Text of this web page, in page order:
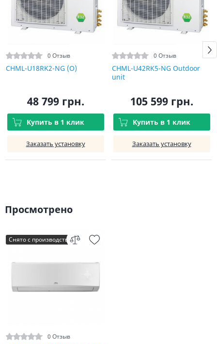
0 Отзыв
CHML-U18RK2-NG (O)
48 799 грн.
Купить в 1 клик
Заказать установку
0 Отзыв
CHML-U42RK5-NG Outdoor
unit
105 599 грн.
Купить в 1 клик
Заказать установку
Просмотрено
Снято с производства
0 Отзыв